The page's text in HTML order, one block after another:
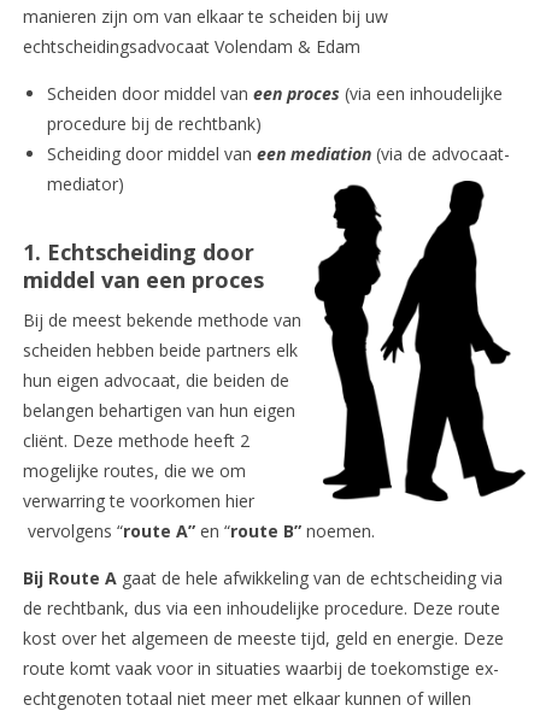
manieren zijn om van elkaar te scheiden bij uw
echtscheidingsadvocaat Volendam & Edam
Scheiden door middel van een proces (via een inhoudelijke
procedure bij de rechtbank)
Scheiding door middel van een mediation (via de advocaat-
mediator)
1. Echtscheiding door
middel van een proces
Bij de meest bekende methode van
scheiden hebben beide partners elk
hun eigen advocaat, die beiden de
belangen behartigen van hun eigen
cliënt. Deze methode heeft 2
mogelijke routes, die we om
verwarring te voorkomen hier
vervolgens “route A”en “route B”noemen.
Bij Route Agaat de hele afwikkeling van de echtscheiding via
de rechtbank, dus via een inhoudelijke procedure. Deze route
kost over het algemeen de meeste tijd, geld en energie. Deze
route komt vaak voor in situaties waarbij de toekomstige ex-
echtgenoten totaal niet meer met elkaar kunnen of willen